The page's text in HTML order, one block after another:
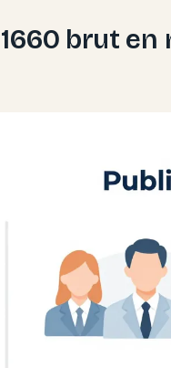
brut en